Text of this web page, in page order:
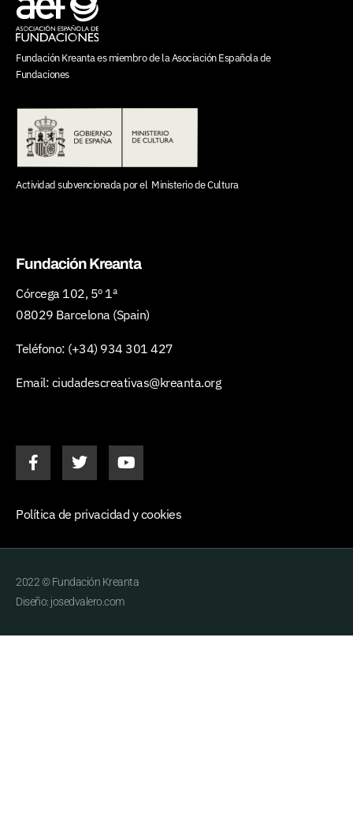
Fundación Kreanta es miembro de laAsociación Española de
Fundaciones
Actividad subvencionada por el Ministerio de Cultura
Fundación Kreanta
Córcega 102, 5º 1ª
08029 Barcelona (Spain)
Teléfono: (+34) 934 301 427
Email: ciudadescreativas@kreanta.org
Política de privacidad y cookies
2022 © Fundación Kreanta
Diseño: josedvalero.com